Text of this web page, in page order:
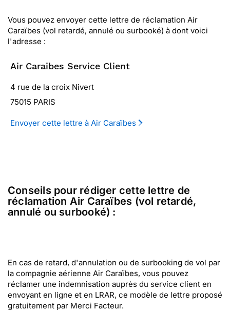
Vous pouvez envoyer cette lettre de réclamation Air
Caraïbes (vol retardé, annulé ou surbooké) à dont voici
l'adresse :
Air Caraibes Service Client
4 rue de la croix Nivert
75015 PARIS
Envoyer cette lettre à Air Caraïbes
Conseils pour rédiger cette lettre de
réclamation Air Caraïbes (vol retardé,
annulé ou surbooké) :
En cas de retard, d'annulation ou de surbooking de vol par
la compagnie aérienne Air Caraïbes, vous pouvez
réclamer une indemnisation auprès du service client en
envoyant en ligne et en LRAR, ce modèle de lettre proposé
gratuitement par Merci Facteur.